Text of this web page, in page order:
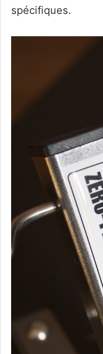
spécifiques.